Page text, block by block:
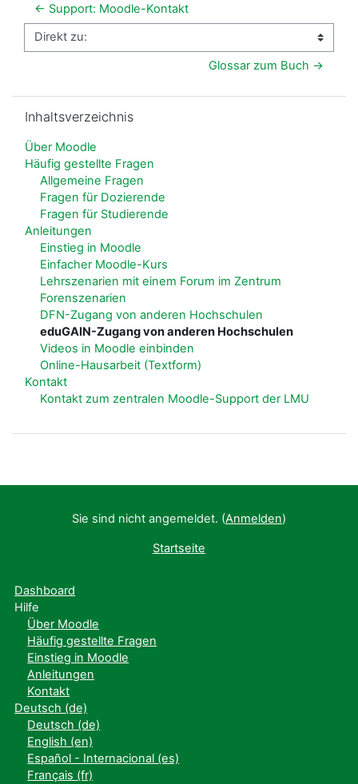
← Support: Moodle-Kontakt
Direkt zu:
Glossar zum Buch →
Inhaltsverzeichnis
Über Moodle
Häufig gestellte Fragen
Allgemeine Fragen
Fragen für Dozierende
Fragen für Studierende
Anleitungen
Einstieg in Moodle
Einfacher Moodle-Kurs
Lehrszenarien mit einem Forum im Zentrum
Forenszenarien
DFN-Zugang von anderen Hochschulen
eduGAIN-Zugang von anderen Hochschulen
Videos in Moodle einbinden
Online-Hausarbeit (Textform)
Kontakt
Kontakt zum zentralen Moodle-Support der LMU
Sie sind nicht angemeldet. (Anmelden)
Startseite
Dashboard
Hilfe
Über Moodle
Häufig gestellte Fragen
Einstieg in Moodle
Anleitungen
Kontakt
Deutsch ‎(de)‎
Deutsch ‎(de)‎
English ‎(en)‎
Español - Internacional ‎(es)‎
Français ‎(fr)‎